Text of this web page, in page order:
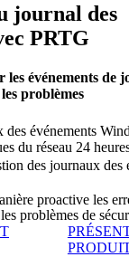
journal des
PRTG
les événements de
problèmes
des événements
du réseau 24
des journaux des
proactive les
problèmes de